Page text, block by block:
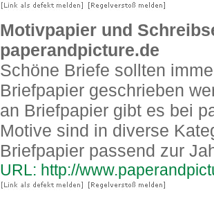
Motivpapier und
paperandpicture.de
Schöne Briefe sollten
Briefpapier geschrieben
an Briefpapier gibt es bei
Motive sind in diverse
Briefpapier passend zur
URL: http://